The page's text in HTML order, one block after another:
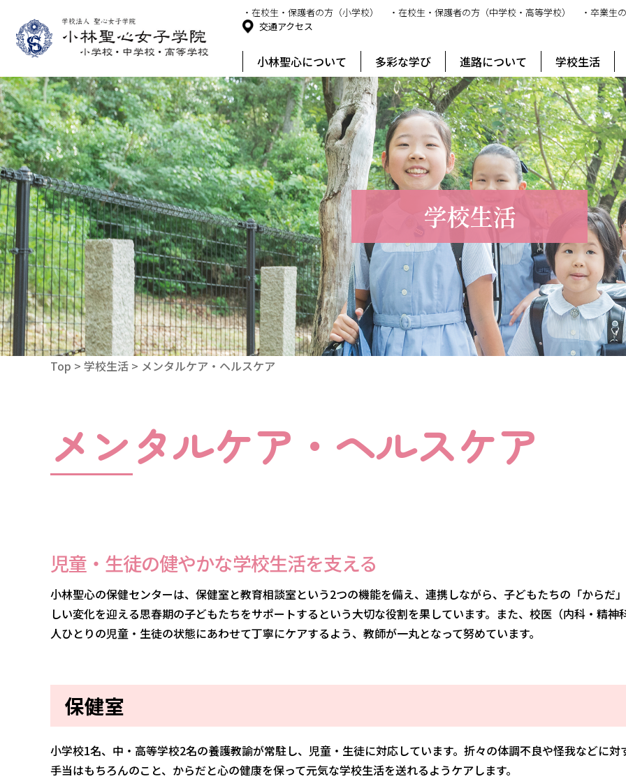
・在校生・保護者の方（小学校） ・在校生・保護者の方（中学校・高等学校）
・卒業生
交通アクセス
小林聖心について 多彩な学び 進路について 学校生活
学校生活
Top > 学校生活 > メンタルケア・ヘルスケア
メンタルケア・ ヘルスケア
児童・生徒の健やかな学校生活を支える
小林聖心の保健センターは、保健室と教育相談室という2つの機能を備え、連携しながら、子どもたちの「からだ
しい変化を迎える思春期の子どもたちをサポートするという大切な役割を果しています。また、校医（内科・精
人ひとりの児童・生徒の状態にあわせて丁寧にケアするよう、教師が一丸となって努めています。
保健室
小学校1名、中・高等学校2名の養護教諭が常駐し、児童・生徒に対応しています。折々の体調不良や怪我などに対
手当はもちろんのこと、からだと心の健康を保って元気な学校生活を送れるようケアします。